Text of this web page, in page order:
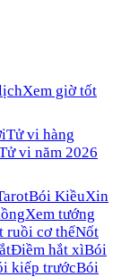
Xem giờ tốt
Tử vi hàng
vi năm 2026
Bói KiềuXin
Xem tướng
ruồi cơ thểNốt
Điềm hắt xìBói
kiếp trướcBói